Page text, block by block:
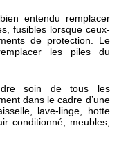
entendu remplacer
fusibles lorsque ceux-
de protection. Le
les piles du
soin de tous les
dans le cadre d’une
lave-linge, hotte
conditionné, meubles,